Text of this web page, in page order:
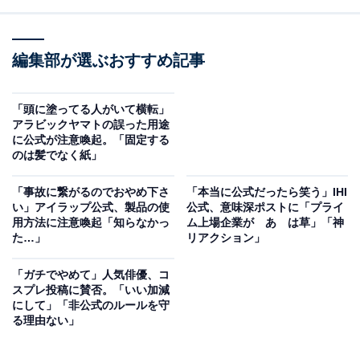
編集部が選ぶおすすめ記事
「頭に塗ってる人がいて横転」
アラビックヤマトの誤った用途
に公式が注意喚起。「固定する
のは髪でなく紙」
「事故に繋がるのでおやめ下さ
い」アイラップ公式、製品の使
用方法に注意喚起「知らなかっ
た…」
「本当に公式だったら笑う」IHI
公式、意味深ポストに「プライ
ム上場企業が あ は草」「神
リアクション」
「ガチでやめて」人気俳優、コ
スプレ投稿に賛否。「いい加減
にして」「非公式のルールを守
る理由ない」